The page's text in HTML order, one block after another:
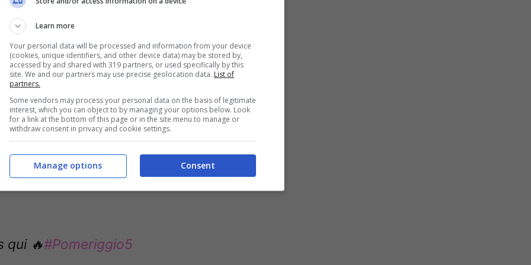
perché in una sola settimana sarebbe
rispetto a quella avuta da lei durante
a Pomeriggio 5
, ma Barbara d’Urso è
solo la sua vincitrice ma per riportare
Nasoni a Pomeriggio 5:
qui 🔥#Pomeriggio5
Learn more
Your personal data will be processed and information from your device
(cookies, unique identifiers, and other device data) may be stored by,
accessed by and shared with 319 partners, or used specifically by this
site. We and our partners may use precise geolocation data. List of
partners.
Some vendors may process your personal data on the basis of legitimate
interest, which you can object to by managing your options below. Look
for a link at the bottom of this page or in the site menu to manage or
withdraw consent in privacy and cookie settings.
Consent
Manage options